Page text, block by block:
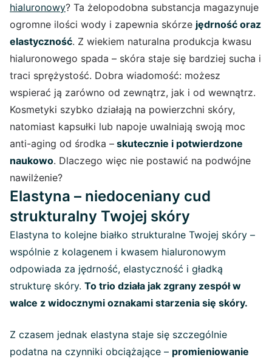
hialuronowy? Ta żelopodobna substancja magazynuje
ogromne ilości wody i zapewnia skórze jędrność oraz
elastyczność. Z wiekiem naturalna produkcja kwasu
hialuronowego spada – skóra staje się bardziej sucha i
traci sprężystość. Dobra wiadomość: możesz
wspierać ją zarówno od zewnątrz, jak i od wewnątrz.
Kosmetyki szybko działają na powierzchni skóry,
natomiast kapsułki lub napoje uwalniają swoją moc
anti-aging od środka – skutecznie i potwierdzone
naukowo. Dlaczego więc nie postawić na podwójne
nawilżenie?
Elastyna – niedoceniany cud
strukturalny Twojej skóry
Elastyna to kolejne białko strukturalne Twojej skóry –
wspólnie z kolagenem i kwasem hialuronowym
odpowiada za jędrność, elastyczność i gładką
strukturę skóry. To trio działa jak zgrany zespół w
walce z widocznymi oznakami starzenia się skóry.
Z czasem jednak elastyna staje się szczególnie
podatna na czynniki obciążające – promieniowanie